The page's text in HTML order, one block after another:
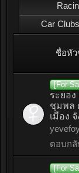
Car
ชื่อหัว
[For
ระยอ
ชุมพล
เมือง
ตอบกลั
[For